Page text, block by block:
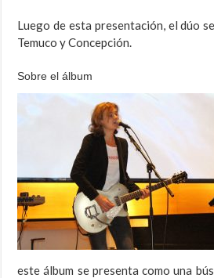
Luego de esta presentación, el dúo
Temuco y Concepción.
Sobre el álbum
este álbum se presenta como una